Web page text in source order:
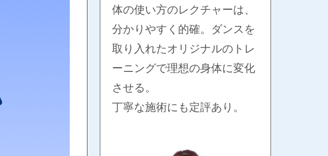
体の使い方のレクチャーは、
分かりやすく的確。ダンスを
取り入れたオリジナルのトレ
ーニングで理想の身体に変化
させる。
丁寧な施術にも定評あり。